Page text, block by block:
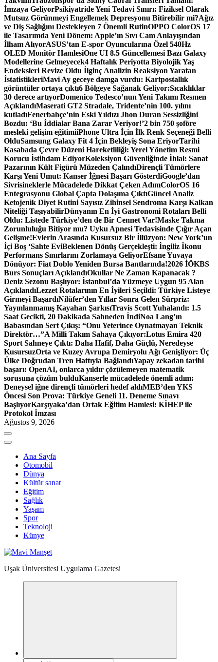
İmzaya GeliyorPsikiyatride Yeni Tedavi Sınırı: Fiziksel Olarak
Mutsuz Görünmeyi Engellemek Depresyonu Bitirebilir mi?Ağız
ve Diş Sağlığını Destekleyen 7 Önemli RutinOPPO ColorOS 17
ile Tasarımda Yeni Dönem: Apple’ın Sıvı Cam Anlayışından
İlham AlıyorASUS’tan E-spor Oyuncularına Özel 540Hz
OLED Monitör HamlesiOne UI 8.5 Güncellemesi Bazı Galaxy
Modellerine Gelmeyecek4 Haftalık Periyotta Biyolojik Yaş
Endeksleri Revize Oldu İlginç Analizin Reaksiyon Yaratan
İstatistikleriMavi Ay geceye damga vurdu: Kartpostallık
görüntüler ortaya çıktı6 Bölgeye Sağanak Geliyor:Sıcaklıklar
30 derece artıyorDomenico Tedesco’nun Yeni Takımı Resmen
AçıklandıMaserati GT2 Stradale, Tridente’nin 100. yılını
kutladıFenerbahçe’nin Eski Yıldızı Jhon Duran Sessizliğini
Bozdu: ‘Bu İddialar Bana Zarar Veriyor!’2 bin 750 şoföre
mesleki gelişim eğitimiiPhone Ultra İçin İlk Renk Seçeneği Belli
OlduSamsung Galaxy Fit 4 İçin Bekleyiş Sona EriyorTarihi
Kasabada Çevre Düzeni Hareketliliği: Yerel Yönetim Resmi
Korucu İstihdam EdiyorKoleksiyon Güvenliğinde İhlal: Sanat
Pazarının Kült Figürü Müzeden ÇalındıDirençli Tümörlere
Karşı Yeni Umut: Kanser İğnesi Başarı GösterdiGoogle’dan
Sivrisineklerle Mücadelede Dikkat Çeken AdımColorOS 16
Entegrasyonu Global Çapta Dolaşıma ÇıktıGüncel Analiz
Ketojenik Diyet Rutini Sayısız Zihinsel Sendroma Karşı Kalkan
Niteliği TaşıyabilirDünyanın En İyi Gastronomi Rotaları Belli
Oldu: Listede Türkiye’den de Bir Cennet Var!Maske Takma
Zorunluluğu Bitiyor mu? Uyku Apnesi Tedavisinde Çığır Açan
Gelişme!Evlerin Arasında Kusursuz Bir İllüzyon: New York’un
İçi Boş ‘Sahte EviBeklenen Dönüş Gerçekleşti: İngiliz İkonu
Performans Sınırlarını Zorlamaya GeliyorEfsane Yuvaya
Dönüyor: Fiat Doblo Yeniden Bursa Bantlarında!2026 İÖKBS
Burs Sonuçları AçıklandıOkullar Ne Zaman Kapanacak ?
Deniz Sezonu Başlıyor: İstanbul’da Yüzmeye Uygun 95 Alan
AçıklandıLezzet Rotalarının En İyileri Seçildi: Türkiye Listeye
Girmeyi BaşardıNilüfer’den Yıllar Sonra Gelen Sürpriz:
Yayınlanmamış Kayahan ŞarkısıTravis Scott Yuhalandı: 1.5
Saat Gecikti, 20 Dakikada Sahneden İndiNoa Lang’ın
Babasından Sert Çıkış: “Onu Yeterince Oynatmayan Teknik
Direktör…”A Milli Takım Sahaya Çıkıyor:Lotus Emira 420
Sport Sahneye Çıktı: Daha Hafif, Daha Güçlü, Neredeyse
KusursuzOrta ve Kuzey Avrupa Demiryolu Ağı Genişliyor: Üç
Ülke Doğrudan Tren Hattıyla BağlandıYapay zekadan tarihi
başarı: OpenAI, onlarca yıldır çözülemeyen matematik
sorusuna çözüm bulduKanserle mücadelede önemli adım:
Deneysel iğne dirençli tümörleri hedef aldıMEB’den YKS
Öncesi Son Prova: Türkiye Geneli 11. Deneme Sınavı
BaşlıyorKarşıyaka’dan Ortak Eğitim Hamlesi: KİHEP ile
Protokol İmzası
Ağustos 9, 2026
Ana Sayfa
Otomobil
Dünya
Kültür sanat
Eğitim
Sağlık
Yaşam
Spor
Teknoloji
Künye
Uşak Üniversitesi Uygulama Gazetesi